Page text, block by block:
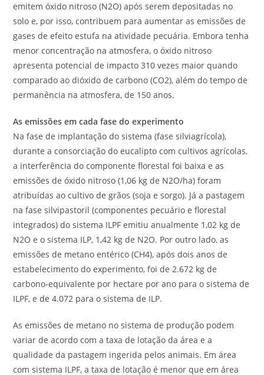
emitem óxido nitroso (N2O) após serem depositadas no
solo e, por isso, contribuem para aumentar as emissões de
gases de efeito estufa na atividade pecuária. Embora tenha
menor concentração na atmosfera, o óxido nitroso
apresenta potencial de impacto 310 vezes maior quando
comparado ao dióxido de carbono (CO2), além do tempo de
permanência na atmosfera, de 150 anos.
As emissões em cada fase do experimento
Na fase de implantação do sistema (fase silviagrícola),
durante a consorciação do eucalipto com cultivos agrícolas,
a interferência do componente florestal foi baixa e as
emissões de óxido nitroso (1,06 kg de N2O/ha) foram
atribuídas ao cultivo de grãos (soja e sorgo). Já a pastagem
na fase silvipastoril (componentes pecuário e florestal
integrados) do sistema ILPF emitiu anualmente 1,02 kg de
N2O e o sistema ILP, 1,42 kg de N2O. Por outro lado, as
emissões de metano entérico (CH4), após dois anos de
estabelecimento do experimento, foi de 2.672 kg de
carbono-equivalente por hectare por ano para o sistema de
ILPF, e de 4.072 para o sistema de ILP.
As emissões de metano no sistema de produção podem
variar de acordo com a taxa de lotação da área e a
qualidade da pastagem ingerida pelos animais. Em área
com sistema ILPF, a taxa de lotação é menor que em área